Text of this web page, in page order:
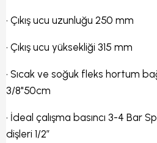
• Çıkış ucu uzunluğu 250 mm
• Çıkış ucu yüksekliği 315 mm
• Sıcak ve soğuk fleks hortum
3/8"50cm
• İdeal çalışma basıncı 3-4 Bar
dişleri 1/2”